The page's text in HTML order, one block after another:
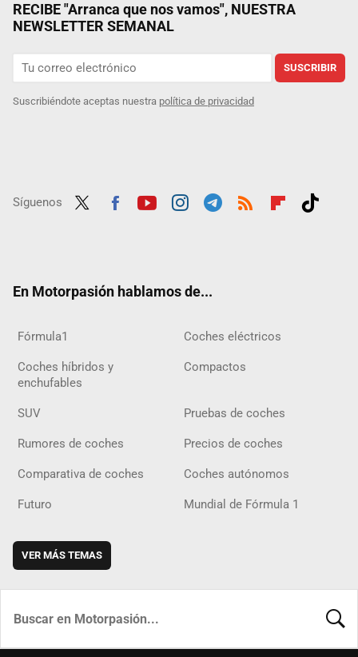
RECIBE "Arranca que nos vamos", NUESTRA
NEWSLETTER SEMANAL
SUSCRIBIR
Suscribiéndote aceptas nuestra política de privacidad
Síguenos
En Motorpasión hablamos de...
Fórmula1 Coches eléctricos
Coches híbridos y
enchufables
Compactos
SUV Pruebas de coches
Rumores de coches Precios de coches
Comparativa de coches Coches autónomos
Futuro Mundial de Fórmula 1
VER MÁS TEMAS